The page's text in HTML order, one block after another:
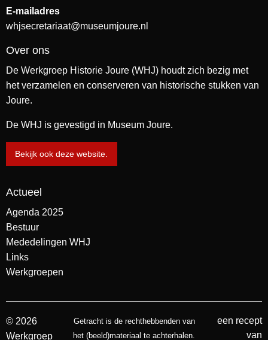
E-mailadres
whjsecretariaat@museumjoure.nl
Over ons
De Werkgroep Historie Joure (WHJ) houdt zich bezig met
het verzamelen en conserveren van historische stukken van
Joure.
De WHJ is gevestigd in Museum Joure.
Bekijk ook deze website.
Actueel
Agenda 2025
Bestuur
Mededelingen WHJ
Links
Werkgroepen
© 2026
Werkgroep
Getracht is de rechthebbenden van
het (beeld)materiaal te achterhalen.
een recept
van